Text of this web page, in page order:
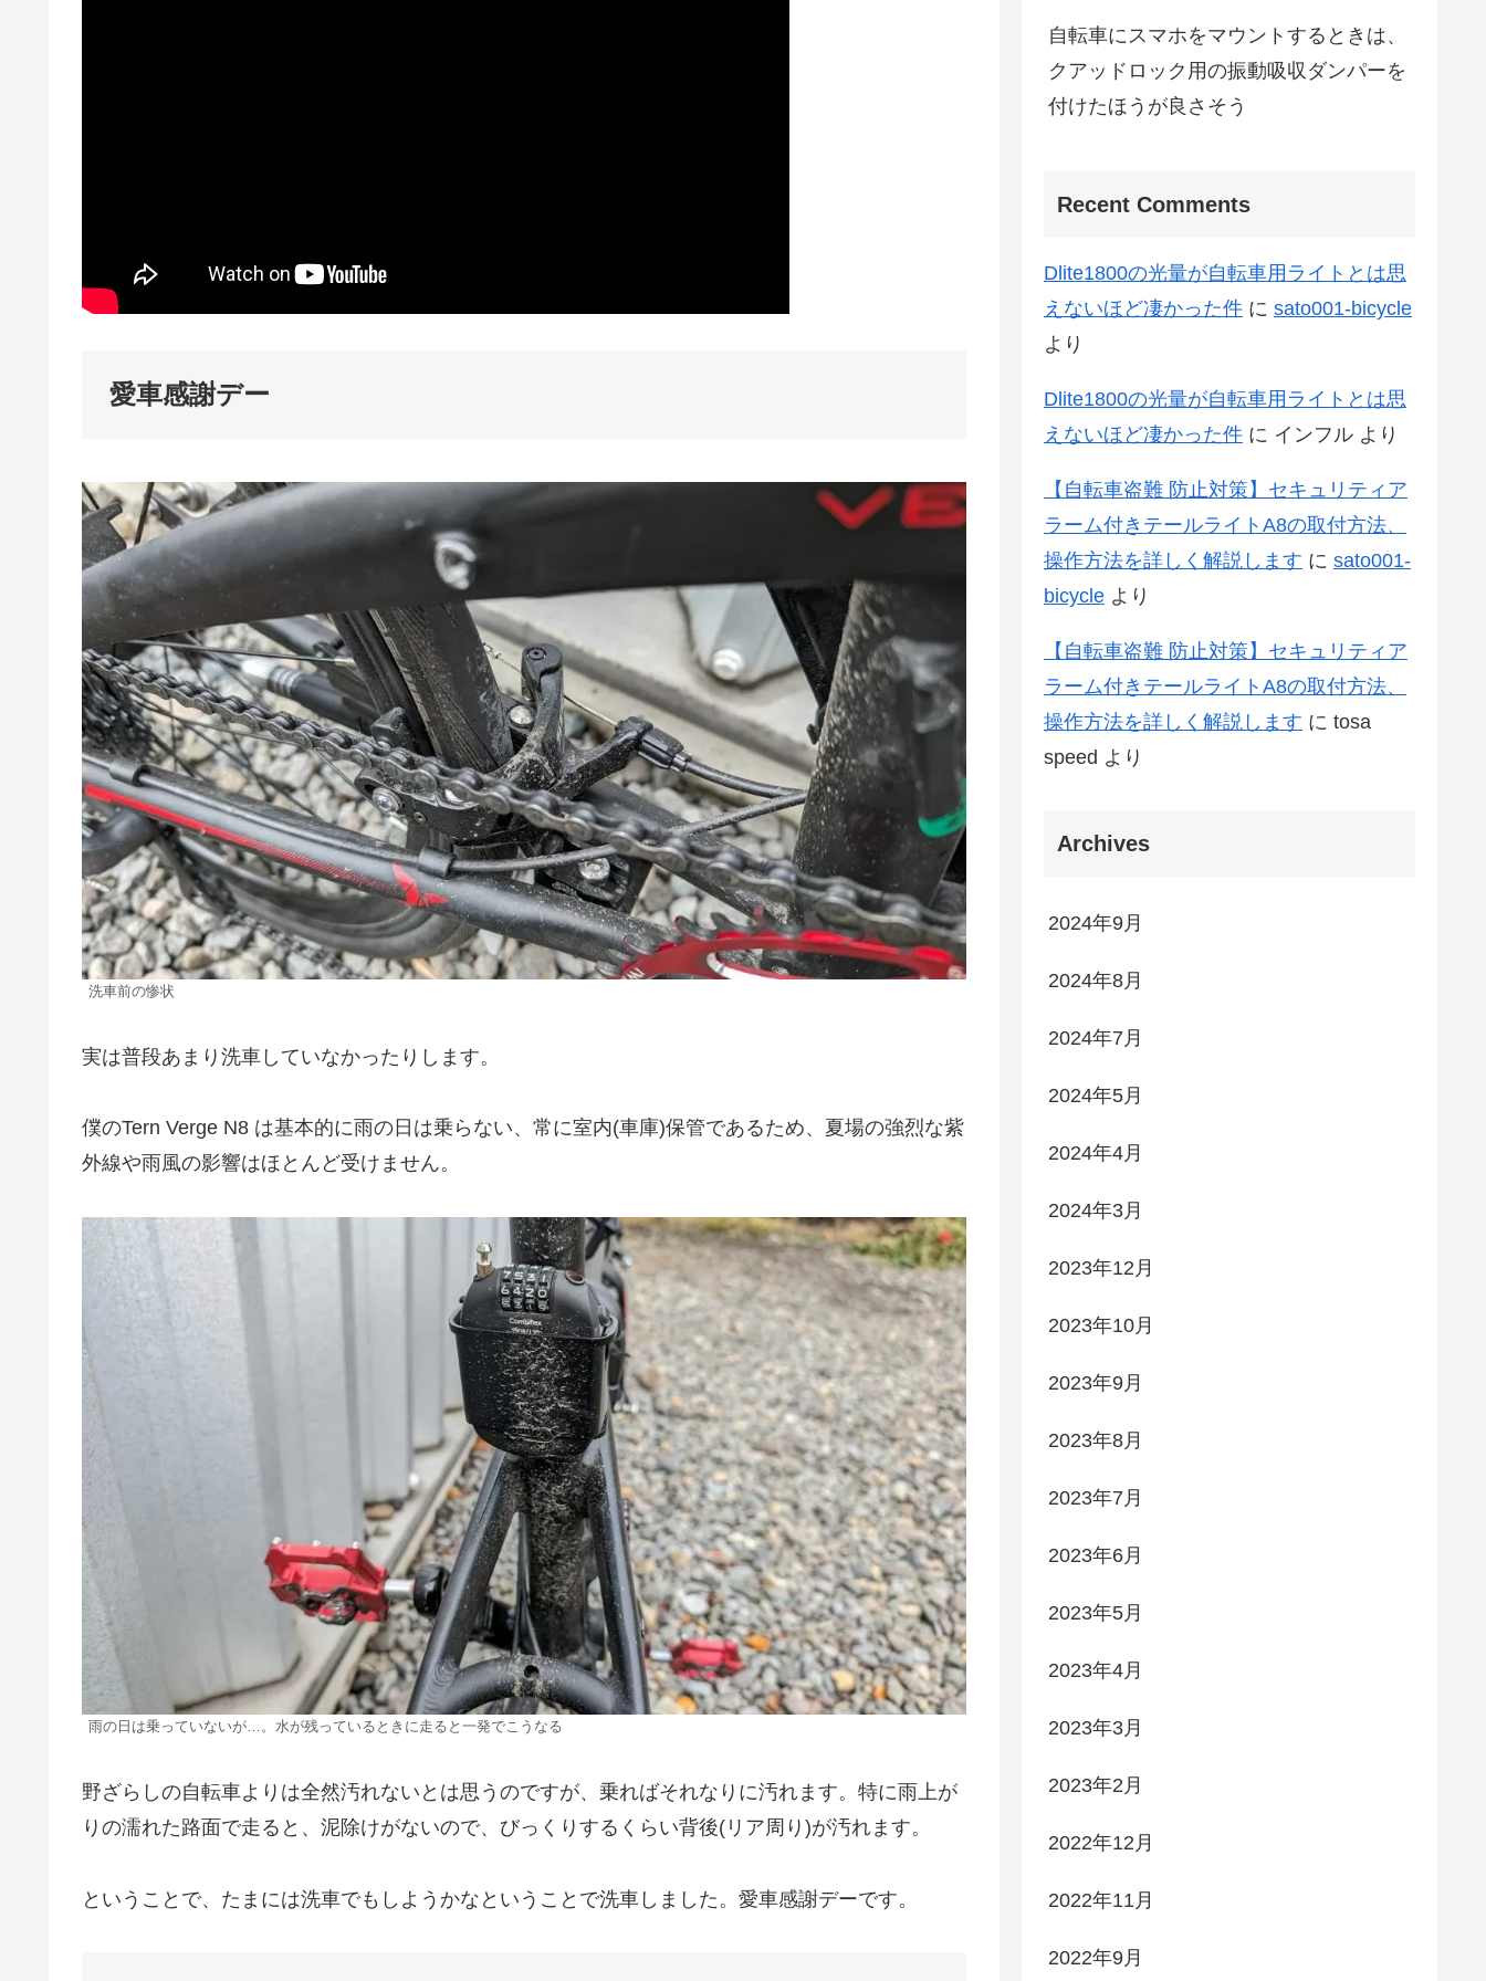
愛車感謝デー
洗車前の惨状
実は普段あまり洗車していなかったりします。
僕のTern Verge N8 は基本的に雨の日は乗らない、常に室内(車庫)保管であるため、夏場の強烈な紫
外線や雨風の影響はほとんど受けません。
雨の日は乗っていないが…。水が残っているときに走ると一発でこうなる
野ざらしの自転車よりは全然汚れないとは思うのですが、乗ればそれなりに汚れます。特に雨上が
りの濡れた路面で走ると、泥除けがないので、びっくりするくらい背後(リア周り)が汚れます。
ということで、たまには洗車でもしようかなということで洗車しました。愛車感謝デーです。
自転車にスマホをマウントするときは、
クアッドロック用の振動吸収ダンパーを
付けたほうが良さそう
Recent Comments
Dlite1800の光量が自転車用ライトとは思
えないほど凄かった件 に sato001-bicycle
より
Dlite1800の光量が自転車用ライトとは思
えないほど凄かった件 に インフル より
【自転車盗難 防止対策】セキュリティア
ラーム付きテールライトA8の取付方法、
操作方法を詳しく解説します に sato001-
bicycle より
【自転車盗難 防止対策】セキュリティア
ラーム付きテールライトA8の取付方法、
操作方法を詳しく解説します に tosa
speed より
Archives
2024年9月
2024年8月
2024年7月
2024年5月
2024年4月
2024年3月
2023年12月
2023年10月
2023年9月
2023年8月
2023年7月
2023年6月
2023年5月
2023年4月
2023年3月
2023年2月
2022年12月
2022年11月
2022年9月